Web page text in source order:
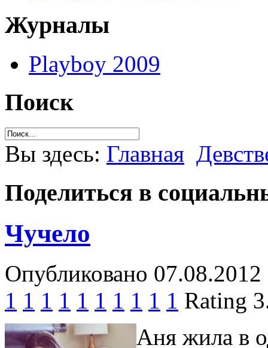
Журналы
Playboy 2009
Поиск
Вы здесь: Главная
Поделиться в
Чучело
Опубликовано
1 1 1 1 1 1 1 1 1 1 Rating
Аня жила в